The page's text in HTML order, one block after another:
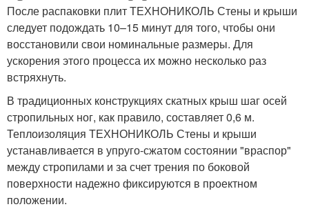
После распаковки плит ТЕХНОНИКОЛЬ Стены и крыши
следует подождать 10–15 минут для того, чтобы они
восстановили свои номинальные размеры. Для
ускорения этого процесса их можно несколько раз
встряхнуть.
В традиционных конструкциях скатных крыш шаг осей
стропильных ног, как правило, составляет 0,6 м.
Теплоизоляция ТЕХНОНИКОЛЬ Стены и крыши
устанавливается в упруго-сжатом состоянии "враспор"
между стропилами и за счет трения по боковой
поверхности надежно фиксируются в проектном
положении.